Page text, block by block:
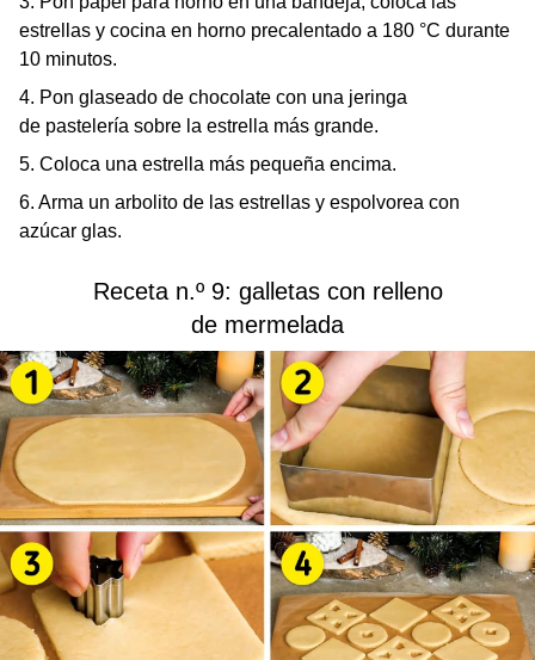
estrellas y cocina en horno precalentado a 180 °C durante
10 minutos.
4. Pon glaseado de chocolate con una jeringa
de pastelería sobre la estrella más grande.
5. Coloca una estrella más pequeña encima.
6. Arma un arbolito de las estrellas y espolvorea con
azúcar glas.
Receta n.º 9: galletas con relleno
de mermelada